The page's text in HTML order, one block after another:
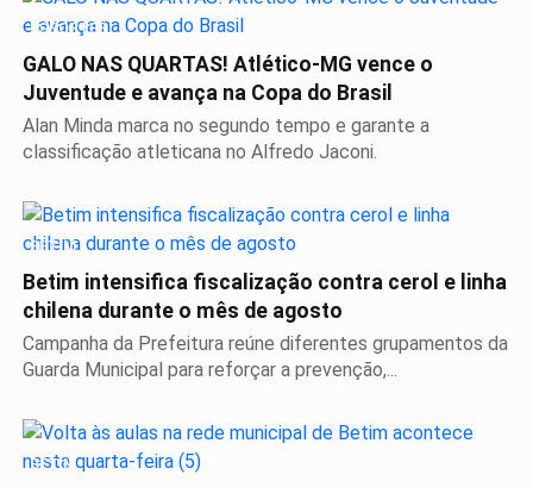
ESPORTES
GALO NAS QUARTAS! Atlético-MG vence o
Juventude e avança na Copa do Brasil
Alan Minda marca no segundo tempo e garante a
classificação atleticana no Alfredo Jaconi.
BETIM
Betim intensifica fiscalização contra cerol e linha
chilena durante o mês de agosto
Campanha da Prefeitura reúne diferentes grupamentos da
Guarda Municipal para reforçar a prevenção,...
BETIM